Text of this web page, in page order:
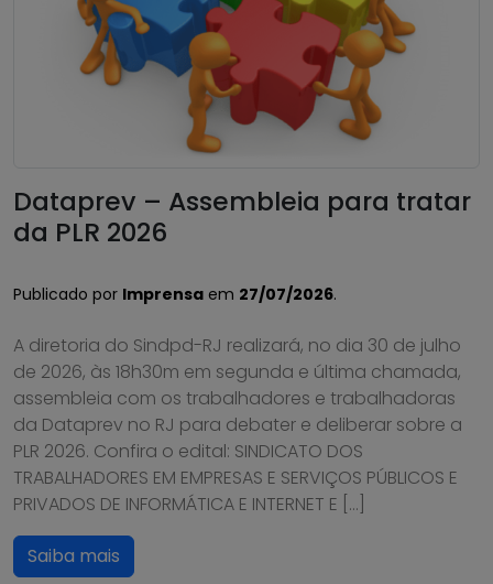
Dataprev – Assembleia para tratar
da PLR 2026
Publicado por Imprensa em 27/07/2026.
A diretoria do Sindpd-RJ realizará, no dia 30 de julho
de 2026, às 18h30m em segunda e última chamada,
assembleia com os trabalhadores e trabalhadoras
da Dataprev no RJ para debater e deliberar sobre a
PLR 2026. Confira o edital: SINDICATO DOS
TRABALHADORES EM EMPRESAS E SERVIÇOS PÚBLICOS E
PRIVADOS DE INFORMÁTICA E INTERNET E […]
Saiba mais